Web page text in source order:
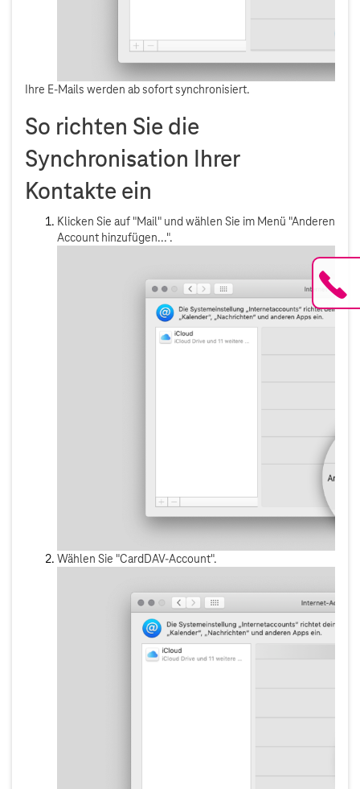
Ihre E-Mails werden ab sofort synchronisiert.
So richten Sie die
Synchronisation Ihrer
Kontakte ein
Klicken Sie auf "Mail" und wählen Sie im Menü "Anderen
Account hinzufügen...".
Wählen Sie "CardDAV-Account".